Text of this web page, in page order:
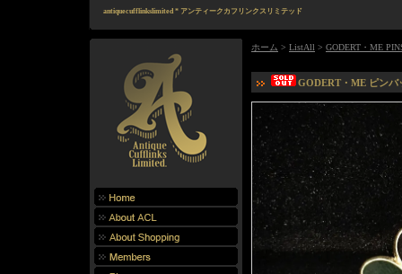
antiquecufflinkslimited * アンティークカフリンクスリミテッド
ホーム > ListAll > GODERT・ME
GODERT・ME ピン